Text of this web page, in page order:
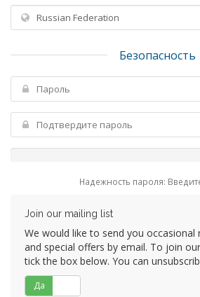
Безопасность
Надежность пароля:
Join our mailing list
We would like to send you
and special offers by email. To join
tick the box below. You can
Да